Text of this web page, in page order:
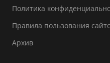
Политика
Правила пользования
Архив